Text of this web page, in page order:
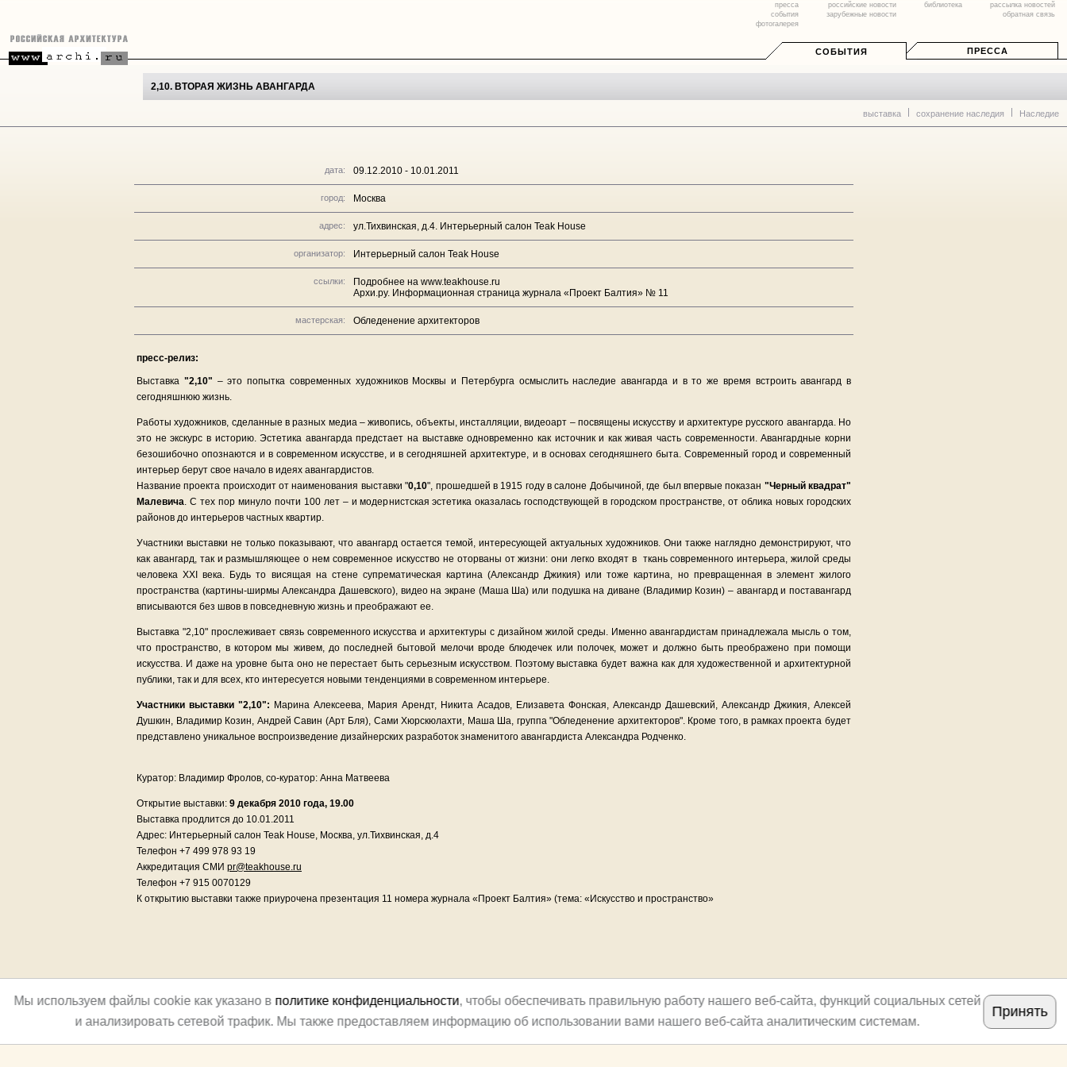
пресса
события
фотогалерея
российские новости
зарубежные новости
библиотека
рассылка новостей
обратная связь
СОБЫТИЯ ПРЕССА
2,10. ВТОРАЯ ЖИЗНЬ АВАНГАРДА
выставка сохранение наследия Наследие
дата: 09.12.2010 - 10.01.2011
город: Москва
адрес: ул.Тихвинская, д.4. Интерьерный салон Teak House
организатор: Интерьерный салон Teak House
ссылки:
Подробнее на www.teakhouse.ru
Архи.ру. Информационная страница журнала «Проект Балтия» № 11
мастерская: Обледенение архитекторов
пресс-релиз:
Выставка "2,10" – это попытка современных художников Москвы и Петербурга осмыслить наследие авангарда и в то же время встроить авангард в
сегодняшнюю жизнь.
Работы художников, сделанные в разных медиа – живопись, объекты, инсталляции, видеоарт – посвящены искусству и архитектуре русского авангарда. Но
это не экскурс в историю. Эстетика авангарда предстает на выставке одновременно как источник и как живая часть современности. Авангардные корни
безошибочно опознаются и в современном искусстве, и в сегодняшней архитектуре, и в основах сегодняшнего быта. Современный город и современный
интерьер берут свое начало в идеях авангардистов.
Название проекта происходит от наименования выставки "0,10", прошедшей в 1915 году в салоне Добычиной, где был впервые показан "Черный квадрат"
Малевича. С тех пор минуло почти 100 лет – и модернистская эстетика оказалась господствующей в городском пространстве, от облика новых городских
районов до интерьеров частных квартир.
Участники выставки не только показывают, что авангард остается темой, интересующей актуальных художников. Они также наглядно демонстрируют, что
как авангард, так и размышляющее о нем современное искусство не оторваны от жизни: они легко входят в ткань современного интерьера, жилой среды
человека XXI века. Будь то висящая на стене супрематическая картина (Александр Джикия) или тоже картина, но превращенная в элемент жилого
пространства (картины-ширмы Александра Дашевского), видео на экране (Маша Ша) или подушка на диване (Владимир Козин) – авангард и поставангард
вписываются без швов в повседневную жизнь и преображают ее.
Выставка "2,10" прослеживает связь современного искусства и архитектуры с дизайном жилой среды. Именно авангардистам принадлежала мысль о том,
что пространство, в котором мы живем, до последней бытовой мелочи вроде блюдечек или полочек, может и должно быть преображено при помощи
искусства. И даже на уровне быта оно не перестает быть серьезным искусством. Поэтому выставка будет важна как для художественной и архитектурной
публики, так и для всех, кто интересуется новыми тенденциями в современном интерьере.
Участники выставки "2,10": Марина Алексеева, Мария Арендт, Никита Асадов, Елизавета Фонская, Александр Дашевский, Александр Джикия, Алексей
Душкин, Владимир Козин, Андрей Савин (Арт Бля), Сами Хюрскюлахти, Маша Ша, группа "Обледенение архитекторов". Кроме того, в рамках проекта будет
представлено уникальное воспроизведение дизайнерских разработок знаменитого авангардиста Александра Родченко.
Куратор: Владимир Фролов, со-куратор: Анна Матвеева
Открытие выставки: 9 декабря 2010 года, 19.00
Выставка продлится до 10.01.2011
Адрес: Интерьерный салон Teak House, Москва, ул.Тихвинская, д.4
Телефон +7 499 978 93 19
Аккредитация СМИ pr@teakhouse.ru
Телефон +7 915 0070129
К открытию выставки также приурочена презентация 11 номера журнала «Проект Балтия» (тема: «Искусство и пространство»
Мы используем файлы cookie как указано в политике конфиденциальности, чтобы обеспечивать правильную работу нашего веб-сайта, функций социальных сетей
и анализировать сетевой трафик. Мы также предоставляем информацию об использовании вами нашего веб-сайта аналитическим системам.
Принять